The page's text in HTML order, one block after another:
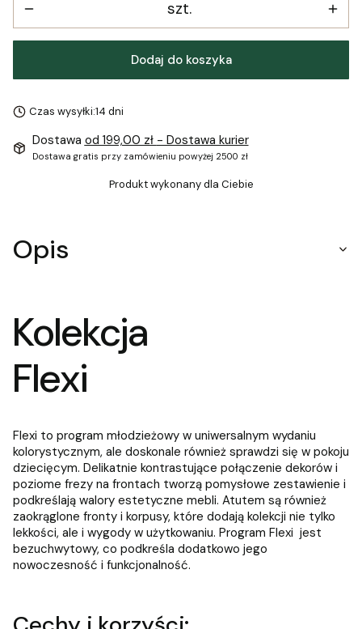
szt.
Dodaj do koszyka
Czas wysyłki:14 dni
Dostawa od 199,00 zł - Dostawa kurier
Dostawa gratis przy zamówieniu powyżej 2500 zł
Produkt wykonany dla Ciebie
Opis
Kolekcja
Flexi
Flexi to program młodzieżowy w uniwersalnym wydaniu
kolorystycznym, ale doskonale również sprawdzi się w pokoju
dziecięcym. Delikatnie kontrastujące połączenie dekorów i
poziome frezy na frontach tworzą pomysłowe zestawienie i
podkreślają walory estetyczne mebli. Atutem są również
zaokrąglone fronty i korpusy, które dodają kolekcji nie tylko
lekkości, ale i wygody w użytkowaniu. Program Flexi jest
bezuchwytowy, co podkreśla dodatkowo jego
nowoczesność i funkcjonalność.